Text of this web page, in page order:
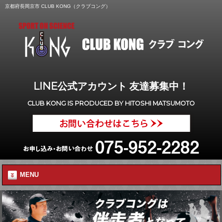
京都府長岡京市 CLUB KONG（クラブコング）
LINE公式アカウント 友達募集中！
CLUB KONG IS PRODUCED BY HITOSHI MATSUMOTO
MENU